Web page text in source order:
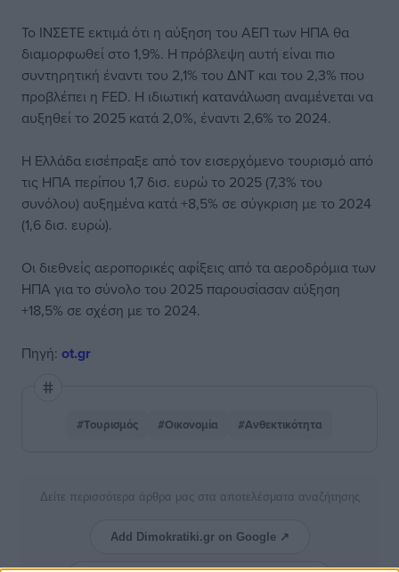
Το ΙΝΣΕΤΕ εκτιμά ότι η αύξηση του ΑΕΠ των ΗΠΑ θα
διαμορφωθεί στο 1,9%. Η πρόβλεψη αυτή είναι πιο
συντηρητική έναντι του 2,1% του ΔΝΤ και του 2,3% που
προβλέπει η FED. Η ιδιωτική κατανάλωση αναμένεται να
αυξηθεί το 2025 κατά 2,0%, έναντι 2,6% το 2024.
Η Ελλάδα εισέπραξε από τον εισερχόμενο τουρισμό από
τις ΗΠΑ περίπου 1,7 δισ. ευρώ το 2025 (7,3% του
συνόλου) αυξημένα κατά +8,5% σε σύγκριση με το 2024
(1,6 δισ. ευρώ).
Οι διεθνείς αεροπορικές αφίξεις από τα αεροδρόμια των
ΗΠΑ για το σύνολο του 2025 παρουσίασαν αύξηση
+18,5% σε σχέση με το 2024.
Πηγή: ot.gr
#Τουρισμός #Οικονομία #Ανθεκτικότητα
Δείτε περισσότερα άρθρα μας στα αποτελέσματα αναζήτησης
Add Dimokratiki.gr on Google ↗